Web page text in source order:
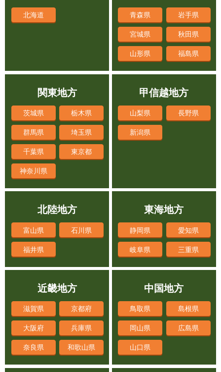
北海道 青森県 岩手県
宮城県 秋田県
山形県 福島県
茨城県 栃木県
群馬県 埼玉県
千葉県 東京都
神奈川県
山梨県 長野県
新潟県
北陸地方
富山県 石川県
福井県
東海地方
静岡県 愛知県
岐阜県 三重県
近畿地方
滋賀県 京都府
大阪府 兵庫県
奈良県 和歌山県
中国地方
鳥取県 島根県
岡山県 広島県
山口県